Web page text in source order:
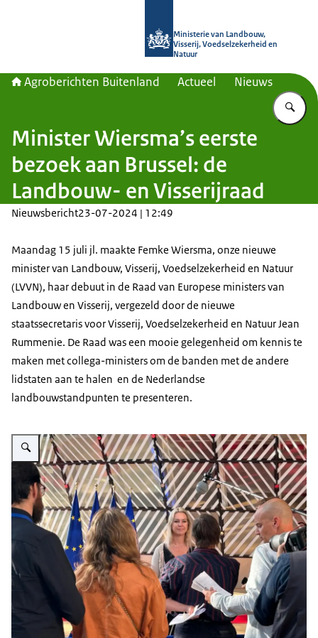
Ministerie van Landbouw,
Visserij, Voedselzekerheid en
Natuur
Agroberichten Buitenland Actueel Nieuws
Minister Wiersma’s eerste
bezoek aan Brussel: de
Landbouw- en Visserijraad
Nieuwsbericht23-07-2024 | 12:49
Maandag 15 juli jl. maakte Femke Wiersma, onze nieuwe
minister van Landbouw, Visserij, Voedselzekerheid en Natuur
(LVVN), haar debuut in de Raad van Europese ministers van
Landbouw en Visserij, vergezeld door de nieuwe
staatssecretaris voor Visserij, Voedselzekerheid en Natuur Jean
Rummenie. De Raad was een mooie gelegenheid om kennis te
maken met collega-ministers om de banden met de andere
lidstaten aan te halen en de Nederlandse
landbouwstandpunten te presenteren.
Vergroot afbeelding Vrouwelijke Minister Wiersma tijdens een